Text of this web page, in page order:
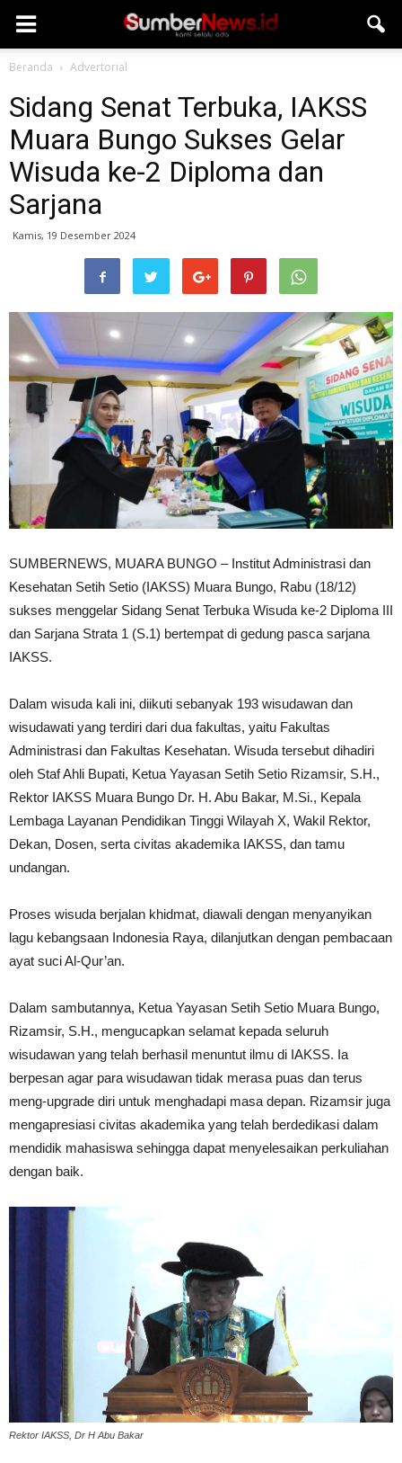
Beranda Advertorial
Sidang Senat Terbuka, IAKSS
Muara Bungo Sukses Gelar
Wisuda ke-2 Diploma dan
Sarjana
Kamis, 19 Desember 2024
SUMBERNEWS, MUARA BUNGO – Institut Administrasi dan
Kesehatan Setih Setio (IAKSS) Muara Bungo, Rabu (18/12)
sukses menggelar Sidang Senat Terbuka Wisuda ke-2 Diploma III
dan Sarjana Strata 1 (S.1) bertempat di gedung pasca sarjana
IAKSS.
Dalam wisuda kali ini, diikuti sebanyak 193 wisudawan dan
wisudawati yang terdiri dari dua fakultas, yaitu Fakultas
Administrasi dan Fakultas Kesehatan. Wisuda tersebut dihadiri
oleh Staf Ahli Bupati, Ketua Yayasan Setih Setio Rizamsir, S.H.,
Rektor IAKSS Muara Bungo Dr. H. Abu Bakar, M.Si., Kepala
Lembaga Layanan Pendidikan Tinggi Wilayah X, Wakil Rektor,
Dekan, Dosen, serta civitas akademika IAKSS, dan tamu
undangan.
Proses wisuda berjalan khidmat, diawali dengan menyanyikan
lagu kebangsaan Indonesia Raya, dilanjutkan dengan pembacaan
ayat suci Al-Qur’an.
Dalam sambutannya, Ketua Yayasan Setih Setio Muara Bungo,
Rizamsir, S.H., mengucapkan selamat kepada seluruh
wisudawan yang telah berhasil menuntut ilmu di IAKSS. Ia
berpesan agar para wisudawan tidak merasa puas dan terus
meng-upgrade diri untuk menghadapi masa depan. Rizamsir juga
mengapresiasi civitas akademika yang telah berdedikasi dalam
mendidik mahasiswa sehingga dapat menyelesaikan perkuliahan
dengan baik.
Rektor IAKSS, Dr H Abu Bakar